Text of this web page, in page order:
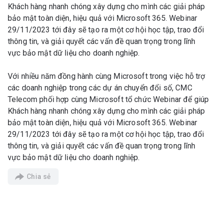
Khách hàng nhanh chóng xây dựng cho mình các giải pháp
bảo mật toàn diện, hiệu quả với Microsoft 365. Webinar
29/11/2023 tới đây sẽ tạo ra một cơ hội học tập, trao đổi
thông tin, và giải quyết các vấn đề quan trọng trong lĩnh
vực bảo mật dữ liệu cho doanh nghiệp.
Với nhiều năm đồng hành cùng Microsoft trong việc hỗ trợ
các doanh nghiệp trong các dự án chuyển đổi số, CMC
Telecom phối hợp cùng Microsoft tổ chức Webinar để giúp
Khách hàng nhanh chóng xây dựng cho mình các giải pháp
bảo mật toàn diện, hiệu quả với Microsoft 365. Webinar
29/11/2023 tới đây sẽ tạo ra một cơ hội học tập, trao đổi
thông tin, và giải quyết các vấn đề quan trọng trong lĩnh
vực bảo mật dữ liệu cho doanh nghiệp.
Chia sẻ